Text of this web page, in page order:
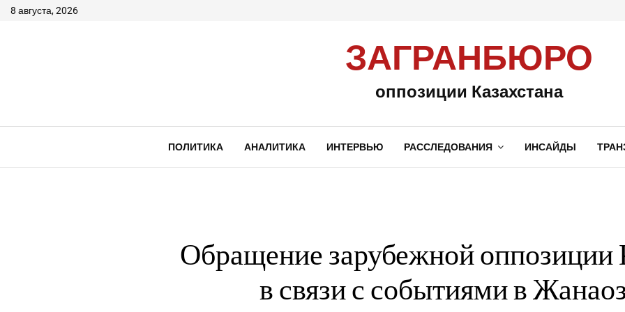
8 августа, 2026
ЗАГРАНБЮРО
оппозиции Казахстана
ПОЛИТИКА АНАЛИТИКА ИНТЕРВЬЮ РАССЛЕДОВАНИЯ ИНСАЙДЫ
Обращение зарубежной оппозиции
в связи с событиями в